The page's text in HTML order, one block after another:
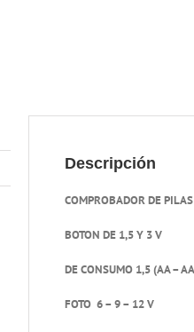
Descripción
COMPROBADOR DE
BOTON DE 1,5 Y 3 V
DE CONSUMO 1,5 (AA –
FOTO 6 – 9 – 12 V